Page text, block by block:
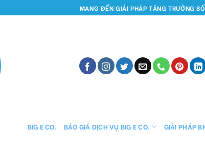
MANG ĐẾN GIẢI PHÁP TĂNG TRƯỞNG
BIG E CO. BÁO GIÁ DỊCH VỤ BIG E CO. GIẢI PHÁP